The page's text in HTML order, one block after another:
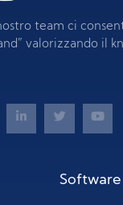
team ci
valorizzando il